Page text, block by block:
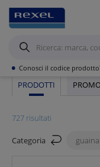
• Conosci il codice
Rexel/ Prodotti /
Guaina
PRODOTTI
727 risultati
Mostra
Categoria